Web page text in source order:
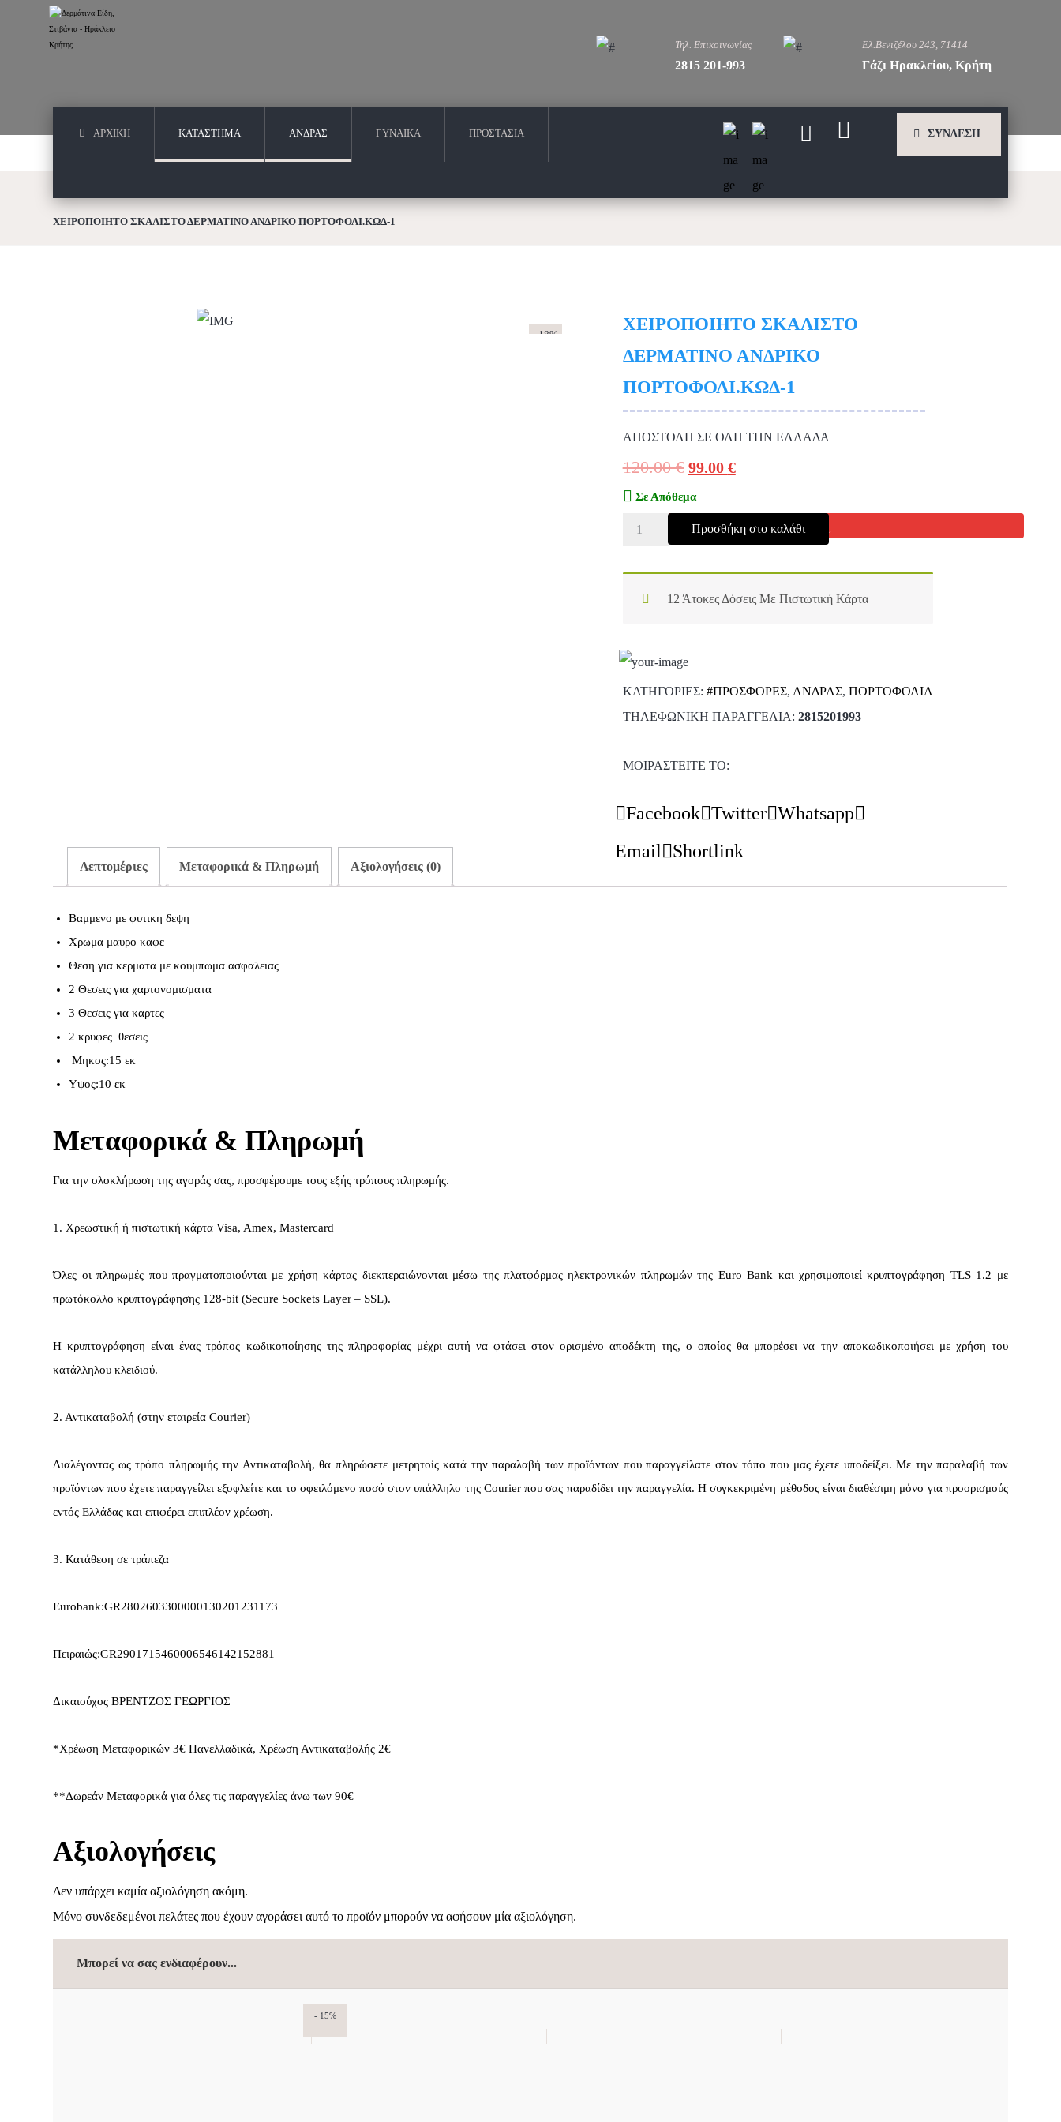
Ελ.Βενιζέλου 243, 71414
Γάζι Ηρακλείου, Κρήτη
Τηλ. Επικοινωνίας
2815 201-993
ΑΡΧΙΚΗ ΚΑΤΑΣΤΗΜΑ ΑΝΔΡΑΣ ΓΥΝΑΙΚΑ ΠΡΟΣΤΑΣΙΑ ΣΥΝΔΕΣΗ
ΧΕΙΡΟΠΟΙΗΤΟ ΣΚΑΛΙΣΤΟ ΔΕΡΜΑΤΙΝΟ ΑΝΔΡΙΚΟ ΠΟΡΤΟΦΟΛΙ.ΚΩΔ-1
- 18%
ΧΕΙΡΟΠΟΙΗΤΟ ΣΚΑΛΙΣΤΟ
ΔΕΡΜΑΤΙΝΟ ΑΝΔΡΙΚΟ
ΠΟΡΤΟΦΟΛΙ.ΚΩΔ-1
ΑΠΟΣΤΟΛΗ ΣΕ ΟΛΗ ΤΗΝ ΕΛΛΑΔΑ
120.00€ 99.00 €
Σε Απόθεμα
Προσθήκη στο καλάθι
12 Άτοκες Δόσεις Με Πιστωτική Κάρτα
ΚΑΤΗΓΟΡΊΕΣ: #ΠΡΟΣΦΟΡΕΣ, ΑΝΔΡΑΣ, ΠΟΡΤΟΦΟΛΙΑ
ΤΗΛΕΦΩΝΙΚΉ ΠΑΡΑΓΓΕΛΊΑ: 2815201993
ΜΟΙΡΑΣΤΕΊΤΕ ΤΟ:
Facebook Twitter Whatsapp
Email
Shortlink
Λεπτομέριες Μεταφορικά & Πληρωμή Αξιολογήσεις (0)
Βαμμενο με φυτικη δεψη
Χρωμα μαυρο καφε
Θεση για κερματα με κουμπωμα ασφαλειας
2 Θεσεις για χαρτονομισματα
3 Θεσεις για καρτες
2 κρυφες θεσεις
Μηκος:15 εκ
Υψος:10 εκ
Μεταφορικά & Πληρωμή
Για την ολοκλήρωση της αγοράς σας, προσφέρουμε τους εξής τρόπους πληρωμής.
1. Χρεωστική ή πιστωτική κάρτα Visa, Amex, Mastercard
Όλες οι πληρωμές που πραγματοποιούνται με χρήση κάρτας διεκπεραιώνονται μέσω της πλατφόρμας ηλεκτρονικών πληρωμών της Euro Bank και χρησιμοποιεί κρυπτογράφηση TLS 1.2 με
πρωτόκολλο κρυπτογράφησης 128-bit (Secure Sockets Layer – SSL).
Η κρυπτογράφηση είναι ένας τρόπος κωδικοποίησης της πληροφορίας μέχρι αυτή να φτάσει στον ορισμένο αποδέκτη της, ο οποίος θα μπορέσει να την αποκωδικοποιήσει με χρήση του
κατάλληλου κλειδιού.
2. Αντικαταβολή (στην εταιρεία Courier)
Διαλέγοντας ως τρόπο πληρωμής την Αντικαταβολή, θα πληρώσετε μετρητοίς κατά την παραλαβή των προϊόντων που παραγγείλατε στον τόπο που μας έχετε υποδείξει. Με την παραλαβή των
προϊόντων που έχετε παραγγείλει εξοφλείτε και το οφειλόμενο ποσό στον υπάλληλο της Courier που σας παραδίδει την παραγγελία. Η συγκεκριμένη μέθοδος είναι διαθέσιμη μόνο για προορισμούς
εντός Ελλάδας και επιφέρει επιπλέον χρέωση.
3. Κατάθεση σε τράπεζα
Eurobank:GR2802603300000130201231173
Πειραιώς:GR2901715460006546142152881
Δικαιούχος ΒΡΕΝΤΖΟΣ ΓΕΩΡΓΙΟΣ
*Χρέωση Μεταφορικών 3€ Πανελλαδικά, Χρέωση Αντικαταβολής 2€
**Δωρεάν Μεταφορικά για όλες τις παραγγελίες άνω των 90€
Αξιολογήσεις
Δεν υπάρχει καμία αξιολόγηση ακόμη.
Μόνο συνδεδεμένοι πελάτες που έχουν αγοράσει αυτό το προϊόν μπορούν να αφήσουν μία αξιολόγηση.
Μπορεί να σας ενδιαφέρουν...
- 15%